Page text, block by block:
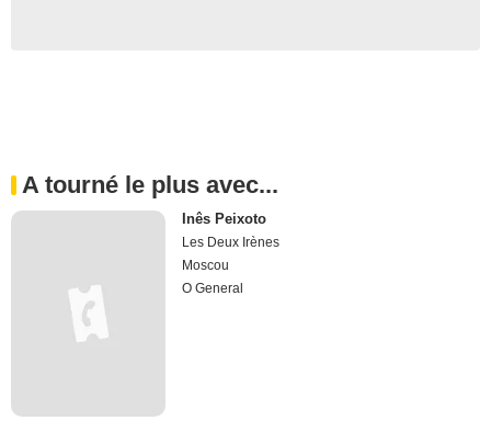
A tourné le plus avec...
Inês Peixoto
Les Deux Irènes
Moscou
O General